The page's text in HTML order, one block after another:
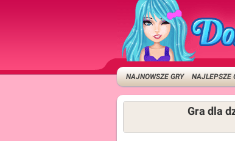
NAJNOWSZE GRY NAJLEPSZE
Gra dla